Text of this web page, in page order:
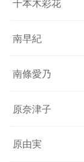
千本木彩花
南早紀
南條愛乃
原奈津子
原由実